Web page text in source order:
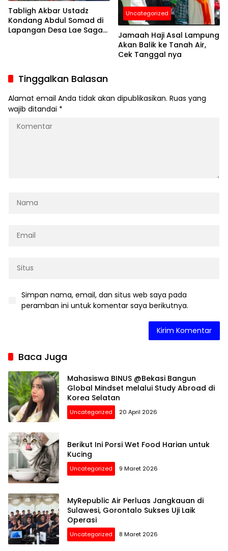
Tabligh Akbar Ustadz
Kondang Abdul Somad di
Lapangan Desa Lae Saga
Uncategorized
Jamaah Haji Asal Lampung
Akan Balik ke Tanah Air,
Cek Tanggal nya
Tinggalkan Balasan
Alamat email Anda tidak akan dipublikasikan. Ruas yang
wajib ditandai *
Simpan nama, email, dan situs web saya pada
peramban ini untuk komentar saya berikutnya.
Baca Juga
Mahasiswa BINUS @Bekasi Bangun
Global Mindset melalui Study Abroad di
Korea Selatan
Uncategorized 20 April 2026
Berikut Ini Porsi Wet Food Harian untuk
Kucing
Uncategorized 9 Maret 2026
MyRepublic Air Perluas Jangkauan di
Sulawesi, Gorontalo Sukses Uji Laik
Operasi
Uncategorized 8 Maret 2026